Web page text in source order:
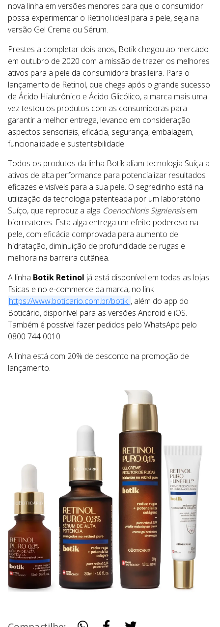
nova linha em versões menores para que o consumidor
possa experimentar o Retinol ideal para a pele, seja na
versão Gel Creme ou Sérum.
Prestes a completar dois anos, Botik chegou ao mercado
em outubro de 2020 com a missão de trazer os melhores
ativos para a pele da consumidora brasileira. Para o
lançamento de Retinol, que chega após o grande sucesso
de Ácido Hialurônico e Ácido Glicólico, a marca mais uma
vez testou os produtos com as consumidoras para
garantir a melhor entrega, levando em consideração
aspectos sensoriais, eficácia, segurança, embalagem,
funcionalidade e sustentabilidade.
Todos os produtos da linha Botik aliam tecnologia Suíça a
ativos de alta performance para potencializar resultados
eficazes e visíveis para a sua pele. O segredinho está na
utilização da tecnologia patenteada por um laboratório
Suíço, que reproduz a alga Coenochloris Signiensis em
biorreatores. Esta alga entrega um efeito poderoso na
pele, com eficácia comprovada para aumento de
hidratação, diminuição de profundidade de rugas e
melhora na barreira cutânea.
A linha Botik Retinol já está disponível em todas as lojas
físicas e no e-commerce da marca, no link
https://www.boticario.com.br/botik , além do app do
Boticário, disponível para as versões Android e iOS.
Também é possível fazer pedidos pelo WhatsApp pelo
0800 744 0010
A linha está com 20% de desconto na promoção de
lançamento.